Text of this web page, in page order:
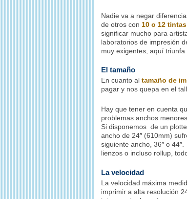
Nadie va a negar
de otros con 10 o 12 tintas
significar mucho para
laboratorios de impresión
muy exigentes, aquí triunfa
El tamaño
En cuanto al tamaño de
pagar y nos quepa en el
Hay que tener en cuenta
problemas anchos
Si disponemos de un
ancho de 24″ (610mm)
siguiente ancho, 36″ o
lienzos o incluso rollup,
La velocidad
La velocidad máxima
imprimir a alta resolución